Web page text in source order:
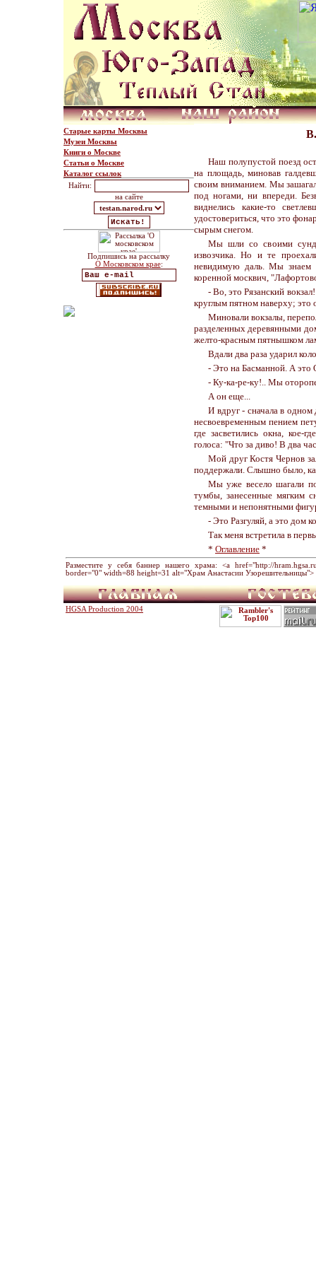
Старые карты Москвы
Музеи Москвы
Книги о Москве
Статьи о Москве
Каталог ссылок
Найти:
на сайте
Подпишись на рассылку
О Московском крае:
Наш полупустой поезд
на площадь, миновав
своим вниманием. Мы
под ногами, ни впереди.
виднелись какие-то
удостовериться, что это
сырым снегом.
Мы шли со своими
извозчика. Но и те
невидимую даль. Мы знаем
коренной москвич,
- Во, это Рязанский
круглым пятном наверху; это
Миновали вокзалы,
разделенных деревянными
желто-красным пятнышком
Вдали два раза ударил
- Это на Басманной. А это
- Ку-ка-ре-ку!.. Мы
А он еще...
И вдруг - сначала в
несвоевременным пением
где засветились окна, кое-
голоса: "Что за диво! В два
Мой друг Костя Чернов
поддержали. Слышно было,
Мы уже весело шагали
тумбы, занесенные мягким
темными и непонятными
- Это Разгуляй, а это дом
Так меня встретила в
* Оглавление *
Разместите у себя баннер нашего храма: <a href="http://
border="0" width=88 height=31 alt="Храм Анастасии Узорешительницы">
HGSA Production 2004